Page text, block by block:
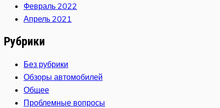
Февраль 2022
Апрель 2021
Рубрики
Без рубрики
Обзоры автомобилей
Общее
Проблемные вопросы